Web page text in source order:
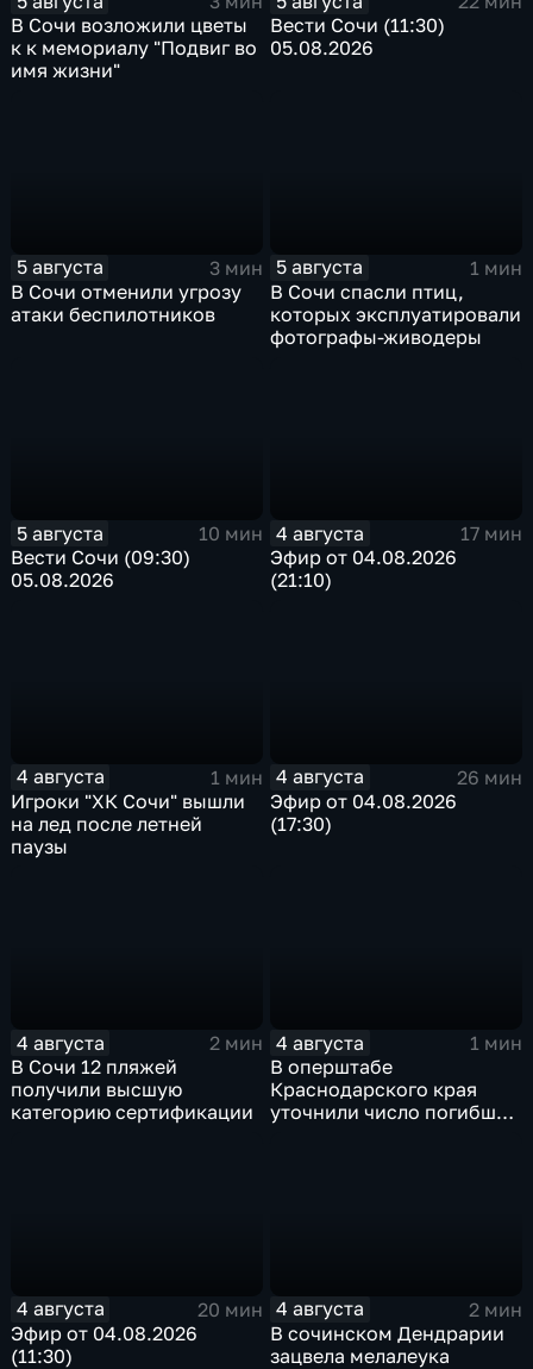
В Сочи возложили цветы
к к мемориалу "Подвиг во
имя жизни"
Вести Сочи (11:30)
05.08.2026
5 августа
3 мин
В Сочи отменили угрозу
атаки беспилотников
5 августа
1 мин
В Сочи спасли птиц,
которых эксплуатировали
фотографы-живодеры
5 августа
10 мин
Вести Сочи (09:30)
05.08.2026
4 августа
17 мин
Эфир от 04.08.2026
(21:10)
4 августа
1 мин
Игроки "ХК Сочи" вышли
на лед после летней
паузы
4 августа
26 мин
Эфир от 04.08.2026
(17:30)
4 августа
2 мин
В Сочи 12 пляжей
получили высшую
категорию сертификации
4 августа
1 мин
В оперштабе
Краснодарского края
уточнили число погибших
4 августа
20 мин
Эфир от 04.08.2026
(11:30)
4 августа
2 мин
В сочинском Дендрарии
зацвела мелалеука